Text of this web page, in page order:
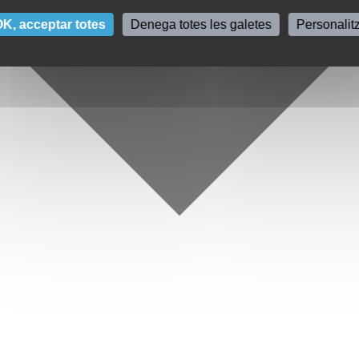
acceptar totes Denega totes les galetes